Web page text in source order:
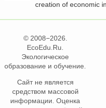
creation of economic
© 2008−2026.
EcoEdu.Ru.
Экологическое
образование и обучение.
Сайт не является
средством массовой
информации. Оценка